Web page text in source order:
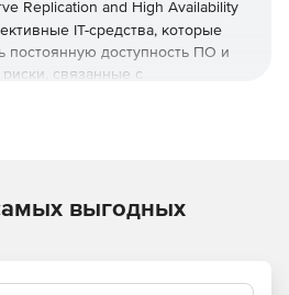
Replication and High Availability
IT-средства, которые
постоянную доступность ПО и
связанные с
компании. Arcserve Replication
серверы, данные и
и UNIX в физических и
выгодных